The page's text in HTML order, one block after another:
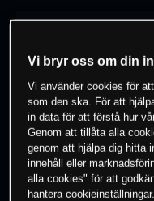
0% av
instrument
Vi bryr oss om din
Vi använder cookies för
som den ska. För att
in data för att förstå hur
Genom att tillåta alla
genom att hjälpa dig hitta
innehåll eller
alla cookies" för att
hantera